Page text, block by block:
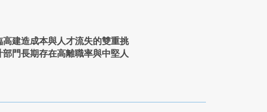
建造成本與人才流失的雙重挑
門長期存在高離職率與中堅人